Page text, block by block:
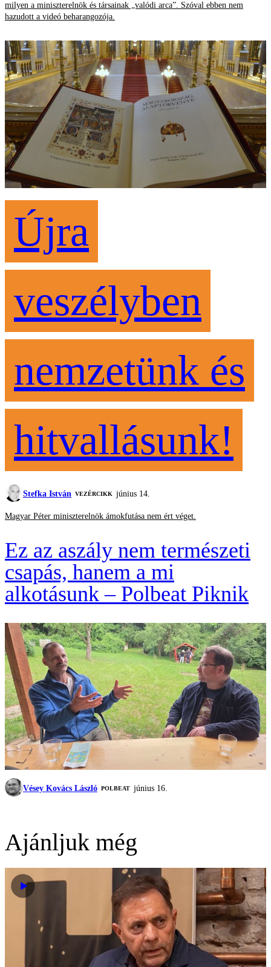
milyen a miniszterelnök és társainak „valódi arca”. Szóval ebben nem
hazudott a videó beharangozója.
Újra
veszélyben
nemzetünk és
hitvallásunk!
Stefka István VEZÉRCIKK június 14.
Magyar Péter miniszterelnök ámokfutása nem ért véget.
Ez az aszály nem természeti
csapás, hanem a mi
alkotásunk – Polbeat Piknik
Vésey Kovács László ‎POLBEAT június 16.
Ajánljuk még